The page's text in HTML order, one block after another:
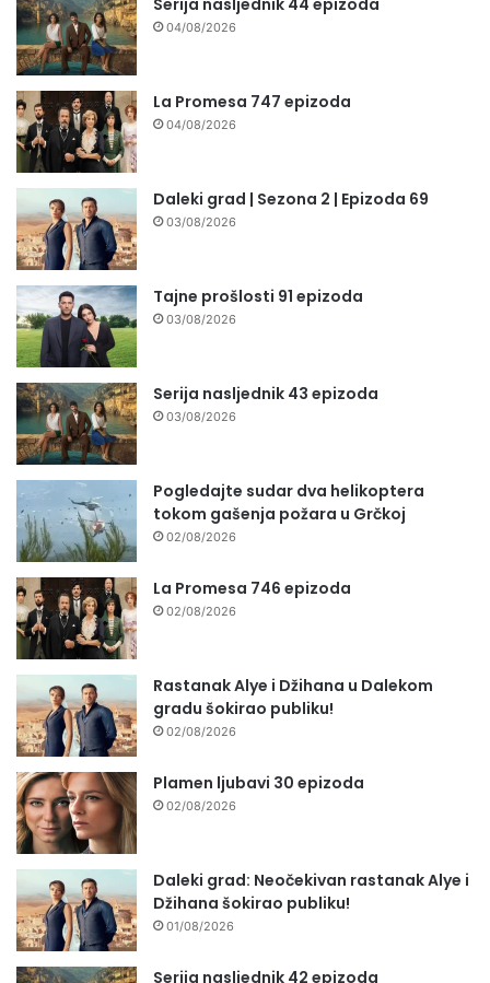
04/08/2026
La Promesa 747 epizoda
04/08/2026
Daleki grad | Sezona 2 | Epizoda 69
03/08/2026
Tajne prošlosti 91 epizoda
03/08/2026
Serija nasljednik 43 epizoda
03/08/2026
Pogledajte sudar dva helikoptera
tokom gašenja požara u Grčkoj
02/08/2026
La Promesa 746 epizoda
02/08/2026
Rastanak Alye i Džihana u Dalekom
gradu šokirao publiku!
02/08/2026
Plamen ljubavi 30 epizoda
02/08/2026
Daleki grad: Neočekivan rastanak Alye i
Džihana šokirao publiku!
01/08/2026
Serija nasljednik 42 epizoda